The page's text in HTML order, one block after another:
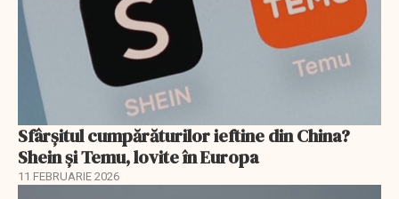
Sfârșitul cumpărăturilor ieftine din China?
Shein și Temu, lovite în Europa
11 FEBRUARIE 2026